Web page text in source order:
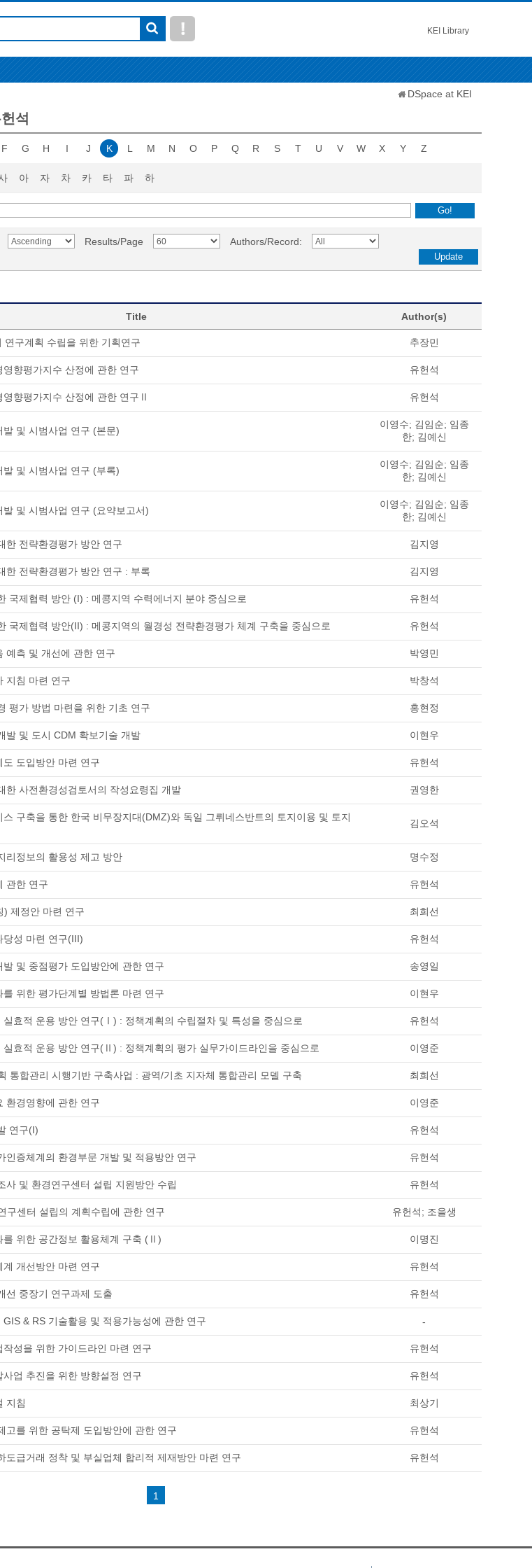
KEI Library
DSpace at KEI
석
F G H I J K L M N O P Q R S T U V W X Y Z
아 자 차 카 타 파 하
Results/Page Authors/Record:
Title Author(s)
연구계획 수립을 위한 기획연구 추장민
향평가지수 산정에 관한 연구 유헌석
영향평가지수 산정에 관한 연구Ⅱ 유헌석
발 및 시범사업 연구 (본문)
이영수; 김임순; 임종
한; 김예신
발 및 시범사업 연구 (부록)
이영수; 김임순; 임종
한; 김예신
발 및 시범사업 연구 (요약보고서)
이영수; 김임순; 임종
한; 김예신
한 전략환경평가 방안 연구 김지영
한 전략환경평가 방안 연구 : 부록 김지영
국제협력 방안 (I) : 메콩지역 수력에너지 분야 중심으로 유헌석
국제협력 방안(II) : 메콩지역의 월경성 전략환경평가 체계 구축을 중심으로 유헌석
예측 및 개선에 관한 연구 박영민
지침 마련 연구 박창석
평가 방법 마련을 위한 기초 연구 홍현정
발 및 도시 CDM 확보기술 개발 이현우
도입방안 마련 연구 유헌석
한 사전환경성검토서의 작성요령집 개발 권영한
스 구축을 통한 한국 비무장지대(DMZ)와 독일 그뤼네스반트의 토지이용 및 토지
김오석
리정보의 활용성 제고 방안 명수정
관한 연구 유헌석
) 제정안 마련 연구 최희선
당성 마련 연구(III) 유헌석
및 중점평가 도입방안에 관한 연구 송영일
위한 평가단계별 방법론 마련 연구 이현우
실효적 운용 방안 연구(Ⅰ) : 정책계획의 수립절차 및 특성을 중심으로 유헌석
실효적 운용 방안 연구(Ⅱ) : 정책계획의 평가 실무가이드라인을 중심으로 이영준
통합관리 시행기반 구축사업 : 광역/기초 지자체 통합관리 모델 구축 최희선
환경영향에 관한 연구 이영준
연구(I) 유헌석
인증체계의 환경부문 개발 및 적용방안 연구 유헌석
사 및 환경연구센터 설립 지원방안 수립 유헌석
구센터 설립의 계획수립에 관한 연구 유헌석; 조을생
를 위한 공간정보 활용체계 구축 (Ⅱ) 이명진
개선방안 마련 연구 유헌석
선 중장기 연구과제 도출 유헌석
& RS 기술활용 및 적용가능성에 관한 연구 -
성을 위한 가이드라인 마련 연구 유헌석
업 추진을 위한 방향설정 연구 유헌석
지침 최상기
고를 위한 공탁제 도입방안에 관한 연구 유헌석
도급거래 정착 및 부실업체 합리적 제재방안 마련 연구 유헌석
1